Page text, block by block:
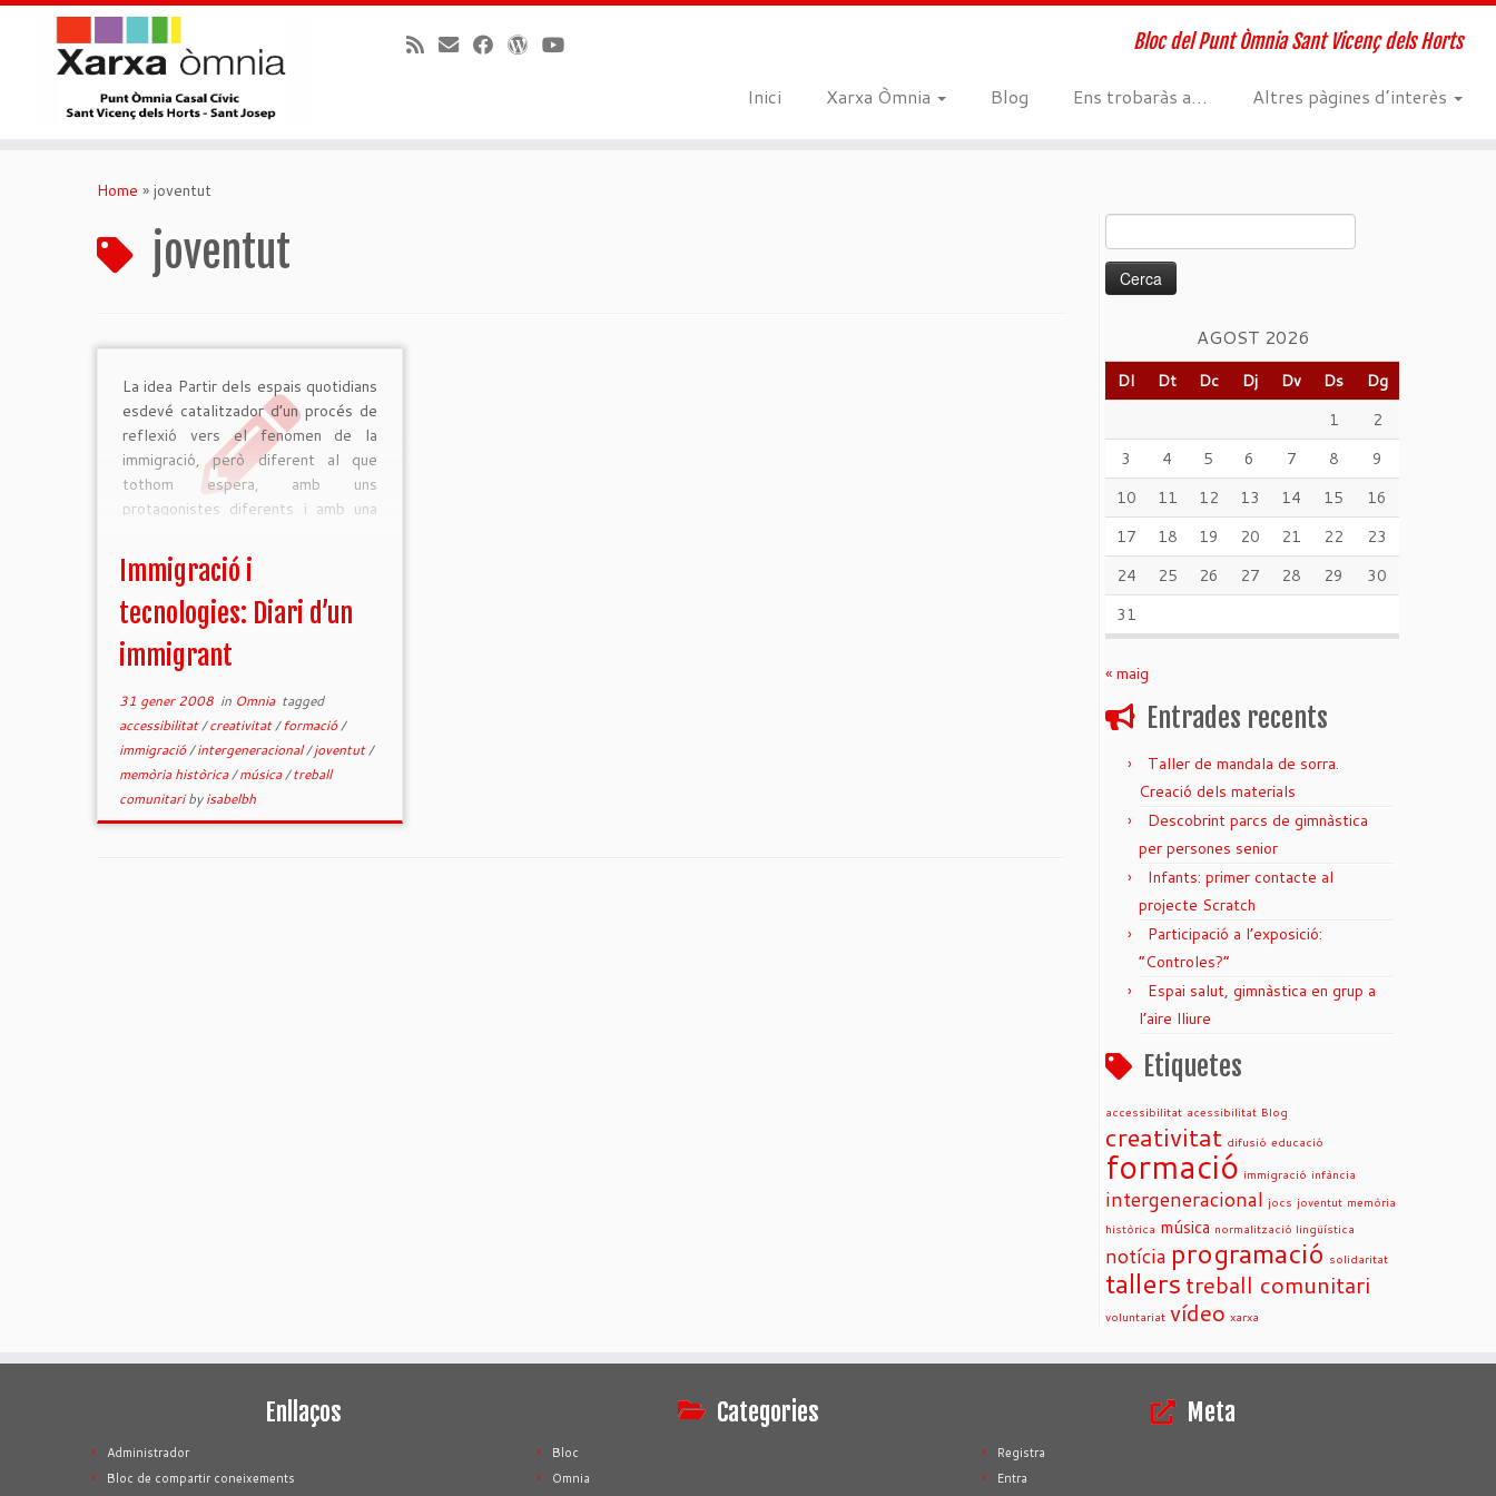
Bloc del Punt Òmnia Sant Vicenç dels Horts
Inici Xarxa Òmnia Blog Ens trobaràs a… Altres pàgines d’interès
Home » joventut
joventut
La idea Partir dels espais quotidians
esdevé catalitzador d’un procés de
reflexió vers el fenomen de la
immigració, però diferent al que
tothom espera, amb uns
protagonistes diferents i amb una
Immigració i
tecnologies: Diari d’un
immigrant
31 gener 2008 in Omnia tagged
accessibilitat/creativitat/formació/
immigració/intergeneracional/joventut/
memòria històrica/música/treball
comunitaribyisabelbh
AGOST 2026
Dl Dt Dc Dj Dv Ds
Dg
1
2
3
4 5 6 7 8
9
10
11 12 13 14 15
16
17
18 19 20 21 22
23
24
25 26 27 28 29
30
31
« maig
Entrades recents
Taller de mandala de sorra.
Creació dels materials
Descobrint parcs de gimnàstica
per persones senior
Infants: primer contacte al
projecte Scratch
Participació a l’exposició:
“Controles?”
Espai salut, gimnàstica en grup a
l’aire lliure
Etiquetes
accessibilitat acessibilitat Blog
creativitat difusió educació
formació immigració infància
intergeneracional jocs joventut memòria
històrica música normalització lingüística
notícia programació solidaritat
tallers treball comunitari
voluntariat vídeo xarxa
Enllaços
Administrador
Bloc de compartir coneixements
Categories
Bloc
Omnia
Meta
Registra
Entra